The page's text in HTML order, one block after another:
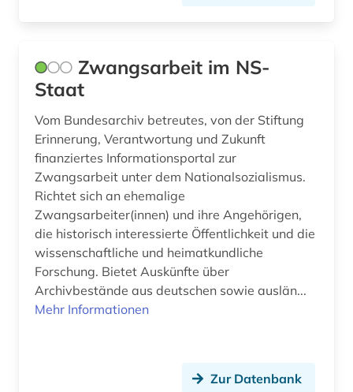
komponist (1)
kriegsverbrechen (2)
kulturfunktionär (1)
kulturgut (2)
kulturpolitik (1)
kulturpolitiker (1)
kunstgeschichte (1)
kunsthandel (1)
Zwangsarbeit im NS-
Staat
Vom Bundesarchiv betreutes, von der Stiftung
Erinnerung, Verantwortung und Zukunft
finanziertes Informationsportal zur
Zwangsarbeit unter dem Nationalsozialismus.
Richtet sich an ehemalige
Zwangsarbeiter(innen) und ihre Angehörigen,
die historisch interessierte Öffentlichkeit und die
wissenschaftliche und heimatkundliche
Forschung. Bietet Auskünfte über
Archivbestände aus deutschen sowie auslän...
Mehr Informationen
Zur Datenbank